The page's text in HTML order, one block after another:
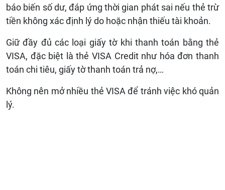
báo biến số dư, đáp ứng thời gian phát sai nếu thẻ trừ
tiền không xác định lý do hoặc nhận thiếu tài khoản.
Giữ đầy đủ các loại giấy tờ khi thanh toán bằng thẻ
VISA, đặc biệt là thẻ VISA Credit như hóa đơn thanh
toán chi tiêu, giấy tờ thanh toán trả nợ,…
Không nên mở nhiều thẻ VISA để tránh việc khó quản
lý.